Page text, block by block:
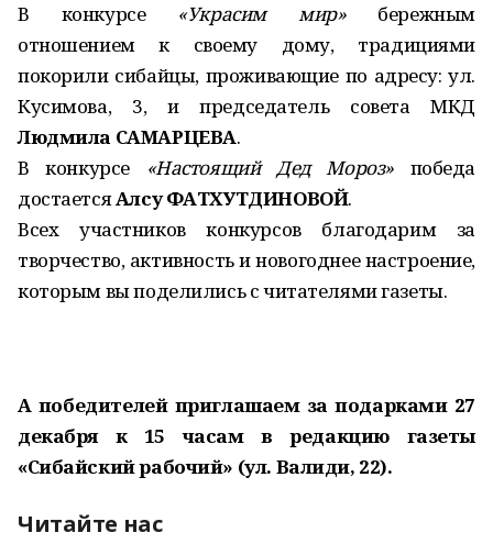
В конкурсе «Украсим мир»бережным
отношением к своему дому, традициями
покорили сибайцы, проживающие по адресу: ул.
Кусимова, 3, и председатель совета МКД
Людмила САМАРЦЕВА.
В конкурсе
«Настоящий Дед Мороз»победа
достаетсяАлсу ФАТХУТДИ­НОВОЙ.
Всех участников конкурсов благодарим за
творчество, активность и новогоднее настроение,
которым вы поделились с читателями газеты.
А победителей приглашаем за подарками 27
декабря к 15 часамв редакцию газеты
«Сибайский рабочий» (ул. Валиди, 22).
Читайте нас